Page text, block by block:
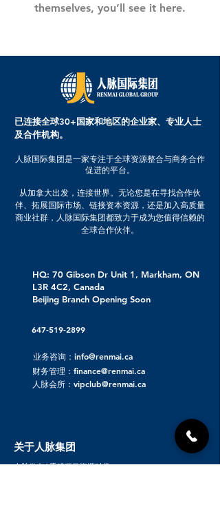
themselves, you’ll see it here.
已连接全球30+国家和地区的企业家、专业人士
及合作机构。
人脉国际集团是一家专注于全球资源整合与商务合作
促进的平台。
从加拿大出发，连接世界。无论您是在寻找合作伙
伴、拓展国际市场、链接资本资源，还是加入高质量
商业社群，人脉国际集团都致力于成为您值得信赖的
全球合作伙伴。
HQ: 70 Gibson Dr Unit 1, Markham, ON
L3R 4C2, Canada
Beijing Branch Opening Soon
647-519-2899
业务咨询：info@renmai.ca
财务管理：finance@renmai.ca
人脉会所：vipclub@renmai.ca
关于人脉集团
人脉发布 | 重磅项目资源对接